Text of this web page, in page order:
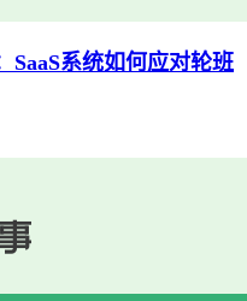
SaaS系统如何应对轮班